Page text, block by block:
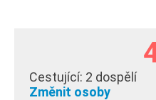
Cestující: 2 dospělí
Změnit osoby